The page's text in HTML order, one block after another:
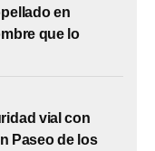
en
que lo
vial con
Paseo de los